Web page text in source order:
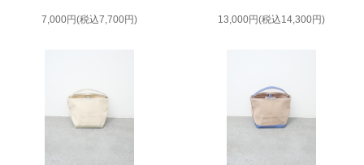
7,000円(税込7,700円) 13,000円(税込14,300円)